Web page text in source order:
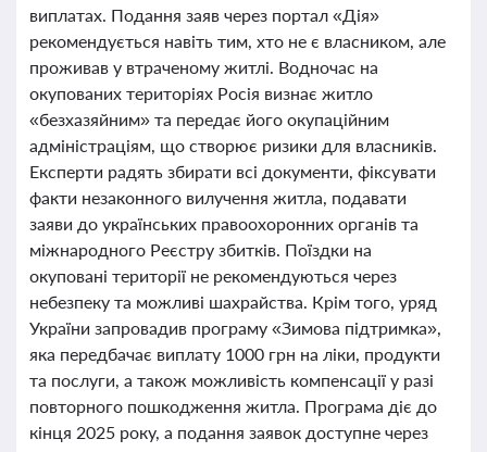
виплатах. Подання заяв через портал «Дія»
рекомендується навіть тим, хто не є власником, але
проживав у втраченому житлі. Водночас на
окупованих територіях Росія визнає житло
«безхазяйним» та передає його окупаційним
адміністраціям, що створює ризики для власників.
Експерти радять збирати всі документи, фіксувати
факти незаконного вилучення житла, подавати
заяви до українських правоохоронних органів та
міжнародного Реєстру збитків. Поїздки на
окуповані території не рекомендуються через
небезпеку та можливі шахрайства. Крім того, уряд
України запровадив програму «Зимова підтримка»,
яка передбачає виплату 1000 грн на ліки, продукти
та послуги, а також можливість компенсації у разі
повторного пошкодження житла. Програма діє до
кінця 2025 року, а подання заявок доступне через